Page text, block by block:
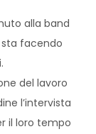
alla band
facendo
del lavoro
l’intervista
il loro tempo